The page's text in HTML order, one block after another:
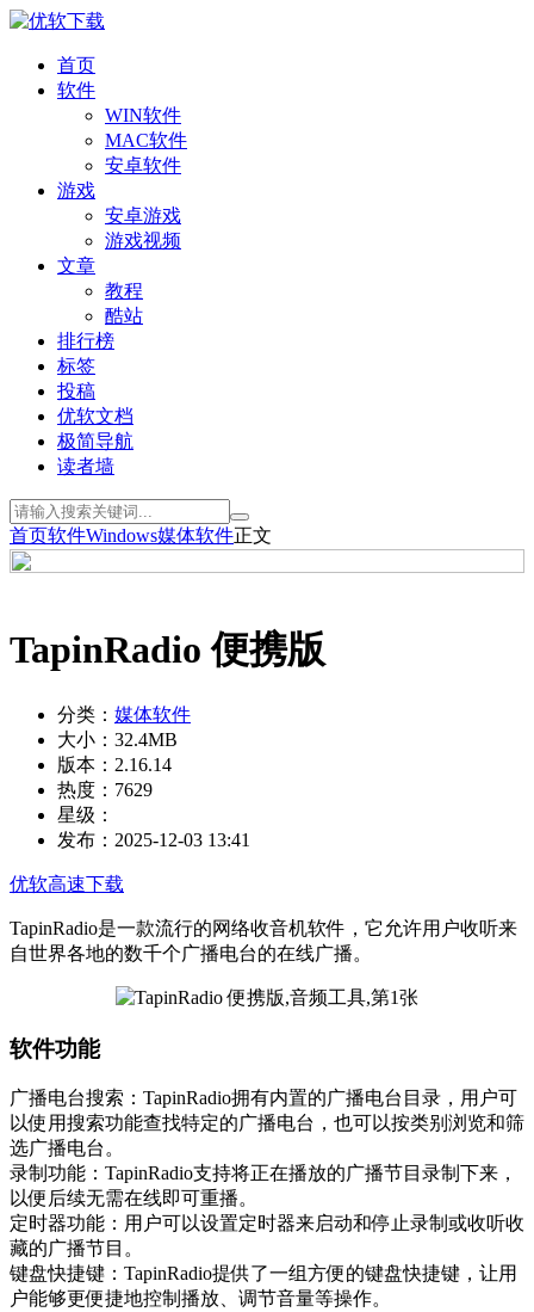
首页
软件
WIN软件
MAC软件
安卓软件
游戏
安卓游戏
游戏视频
文章
教程
酷站
排行榜
标签
投稿
优软文档
极简导航
读者墙
首页软件Windows媒体软件正文
TapinRadio 便携版
分类： 媒体软件
大小： 32.4MB
版本： 2.16.14
热度： 7629
星级：
发布： 2025-12-03 13:41
优软高速下载
TapinRadio是一款流行的网络收音机软件，它允许用户收听来
自世界各地的数千个广播电台的在线广播。
软件功能
广播电台搜索：TapinRadio拥有内置的广播电台目录，用户可
以使用搜索功能查找特定的广播电台，也可以按类别浏览和筛
选广播电台。
录制功能：TapinRadio支持将正在播放的广播节目录制下来，
以便后续无需在线即可重播。
定时器功能：用户可以设置定时器来启动和停止录制或收听收
藏的广播节目。
键盘快捷键：TapinRadio提供了一组方便的键盘快捷键，让用
户能够更便捷地控制播放、调节音量等操作。